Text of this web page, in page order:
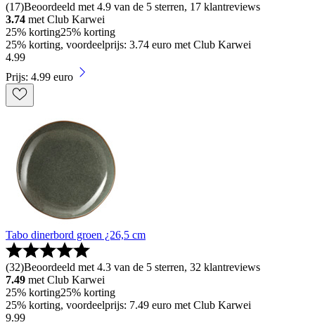
(17)Beoordeeld met 4.9 van de 5 sterren, 17 klantreviews
3.74 met Club Karwei
25% korting25% korting
25% korting, voordeelprijs: 3.74 euro met Club Karwei
4.99
Prijs: 4.99 euro
Tabo dinerbord groen ¿26,5 cm
(32)Beoordeeld met 4.3 van de 5 sterren, 32 klantreviews
7.49 met Club Karwei
25% korting25% korting
25% korting, voordeelprijs: 7.49 euro met Club Karwei
9.99